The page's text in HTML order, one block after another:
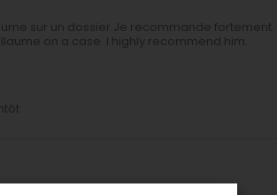
sur un dossier.Je recommande
on a case. I highly recommend him.